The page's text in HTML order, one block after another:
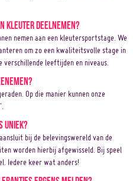
kleuter deelnemen?
nemen aan een kleutersportstage. We
om zo een kwaliteitsvolle stage in
leeftijden en niveaus.
Op die manier kunnen onze
uniek?
bij de belevingswereld van de
worden hierbij afgewisseld. Bij speel
Iedere keer wat anders!